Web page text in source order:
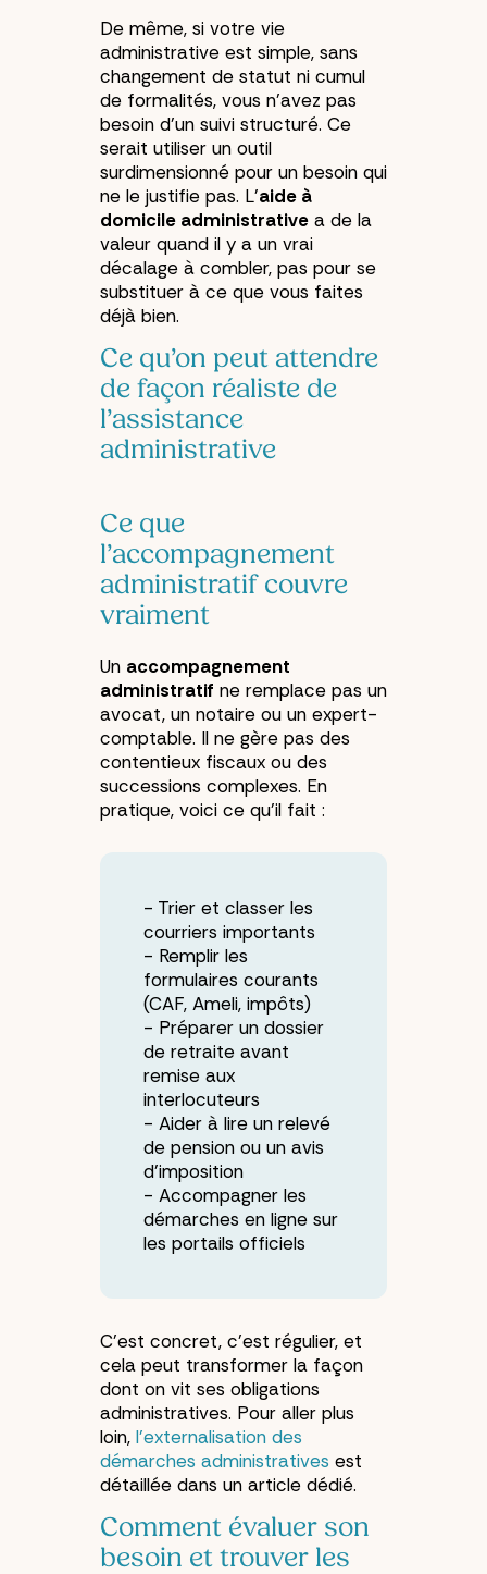
De même, si votre vie
administrative est simple, sans
changement de statut ni cumul
de formalités, vous n’avez pas
besoin d’un suivi structuré. Ce
serait utiliser un outil
surdimensionné pour un besoin qui
ne le justifie pas. L’aide à
domicile administrative a de la
valeur quand il y a un vrai
décalage à combler, pas pour se
substituer à ce que vous faites
déjà bien.
Ce qu’on peut attendre
de façon réaliste de
l’assistance
administrative
Ce que
l’accompagnement
administratif couvre
vraiment
Un accompagnement
administratif ne remplace pas un
avocat, un notaire ou un expert-
comptable. Il ne gère pas des
contentieux fiscaux ou des
successions complexes. En
pratique, voici ce qu’il fait :
Trier et classer les
courriers importants
Remplir les
formulaires courants
(CAF, Ameli, impôts)
Préparer un dossier
de retraite avant
remise aux
interlocuteurs
Aider à lire un relevé
de pension ou un avis
d’imposition
Accompagner les
démarches en ligne sur
les portails officiels
C’est concret, c’est régulier, et
cela peut transformer la façon
dont on vit ses obligations
administratives. Pour aller plus
loin, l’externalisation des
démarches administratives est
détaillée dans un article dédié.
Comment évaluer son
besoin et trouver les